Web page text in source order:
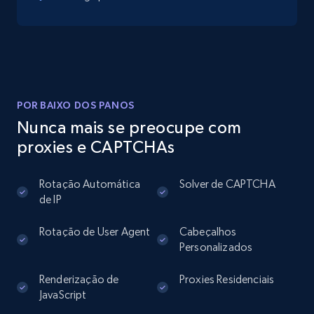
more.
13.2K+ 1.6K+ Comece grátis
Instagram - Posts - Collects posts from a
URL, User posted, Description, Hashtags, Num
more.
POR BAIXO DOS PANOS
Nunca mais se preocupe com
proxies e CAPTCHAs
Rotação Automática
de IP
Solver de CAPTCHA
Rotação de User Agent
Cabeçalhos
Personalizados
Renderização de
JavaScript
Proxies Residenciais